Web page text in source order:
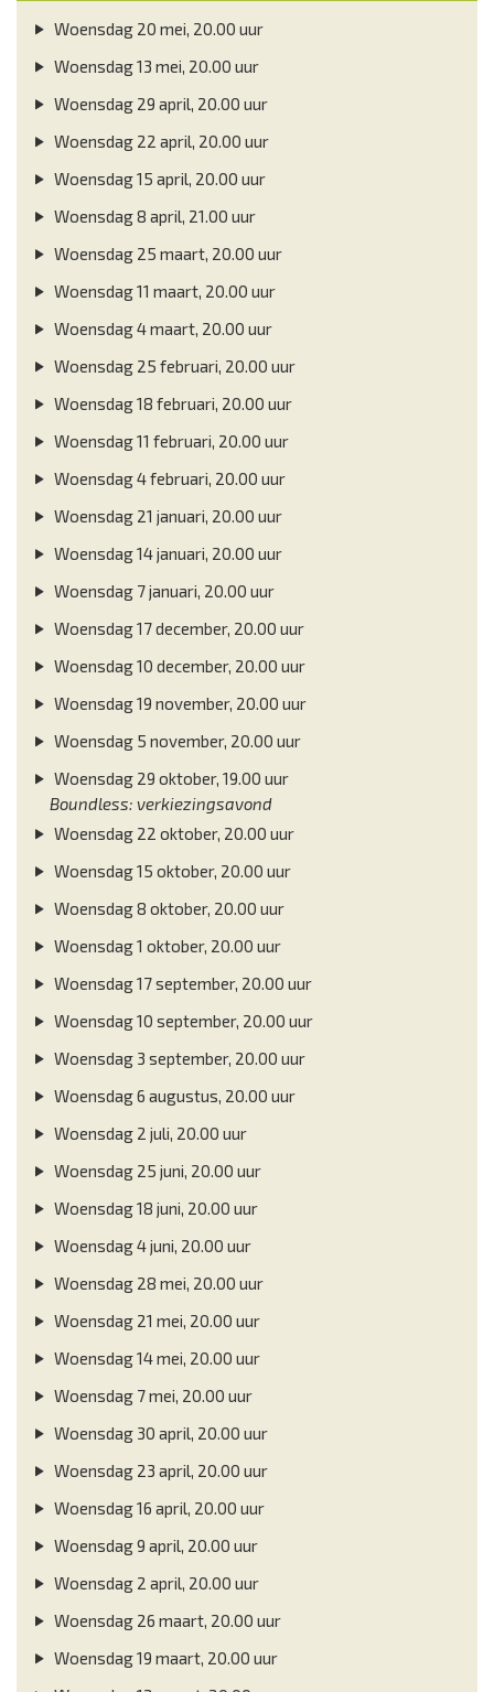
Woensdag 20 mei, 20.00 uur
Woensdag 13 mei, 20.00 uur
Woensdag 29 april, 20.00 uur
Woensdag 22 april, 20.00 uur
Woensdag 15 april, 20.00 uur
Woensdag 8 april, 21.00 uur
Woensdag 25 maart, 20.00 uur
Woensdag 11 maart, 20.00 uur
Woensdag 4 maart, 20.00 uur
Woensdag 25 februari, 20.00 uur
Woensdag 18 februari, 20.00 uur
Woensdag 11 februari, 20.00 uur
Woensdag 4 februari, 20.00 uur
Woensdag 21 januari, 20.00 uur
Woensdag 14 januari, 20.00 uur
Woensdag 7 januari, 20.00 uur
Woensdag 17 december, 20.00 uur
Woensdag 10 december, 20.00 uur
Woensdag 19 november, 20.00 uur
Woensdag 5 november, 20.00 uur
Woensdag 29 oktober, 19.00 uur
Boundless: verkiezingsavond
Woensdag 22 oktober, 20.00 uur
Woensdag 15 oktober, 20.00 uur
Woensdag 8 oktober, 20.00 uur
Woensdag 1 oktober, 20.00 uur
Woensdag 17 september, 20.00 uur
Woensdag 10 september, 20.00 uur
Woensdag 3 september, 20.00 uur
Woensdag 6 augustus, 20.00 uur
Woensdag 2 juli, 20.00 uur
Woensdag 25 juni, 20.00 uur
Woensdag 18 juni, 20.00 uur
Woensdag 4 juni, 20.00 uur
Woensdag 28 mei, 20.00 uur
Woensdag 21 mei, 20.00 uur
Woensdag 14 mei, 20.00 uur
Woensdag 7 mei, 20.00 uur
Woensdag 30 april, 20.00 uur
Woensdag 23 april, 20.00 uur
Woensdag 16 april, 20.00 uur
Woensdag 9 april, 20.00 uur
Woensdag 2 april, 20.00 uur
Woensdag 26 maart, 20.00 uur
Woensdag 19 maart, 20.00 uur